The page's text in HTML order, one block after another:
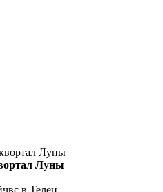
Луны